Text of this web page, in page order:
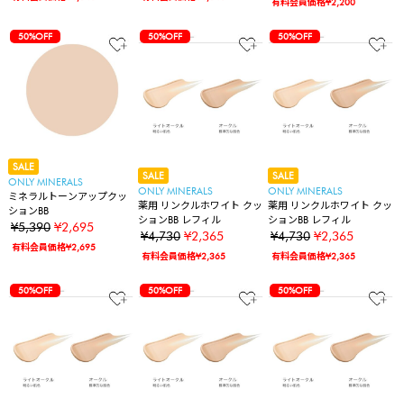
50%OFF
SALE
ONLY MINERALS
ミネラルトーンアップクッ
ションBB
¥5,390 ¥2,695
有料会員価格¥2,695
50%OFF
SALE
ONLY MINERALS
薬用 リンクルホワイト クッ
ションBB レフィル
¥4,730 ¥2,365
有料会員価格¥2,365
50%OFF
SALE
ONLY MINERALS
薬用 リンクルホワイト クッ
ションBB レフィル
¥4,730 ¥2,365
有料会員価格¥2,365
50%OFF 50%OFF 50%OFF